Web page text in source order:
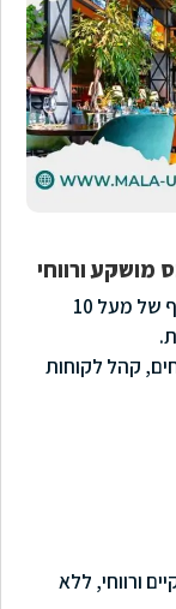
מושקע ורווחי
סניף פעיל ומעוצב, עם נכס מושקע בהיקף של מעל 10
קהל לקוחות
ורווחי, ללא